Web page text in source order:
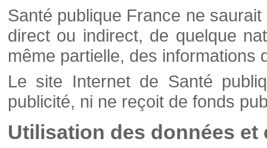
Santé publique France ne
direct ou indirect, de quelque
même partielle, des informations
Le site Internet de Santé
publicité, ni ne reçoit de fonds
Utilisation des données et